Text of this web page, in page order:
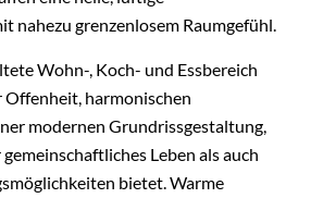
nahezu grenzenlosem Raumgefühl.
Wohn-, Koch- und Essbereich
Offenheit, harmonischen
modernen Grundrissgestaltung,
Leben als auch
bietet. Warme